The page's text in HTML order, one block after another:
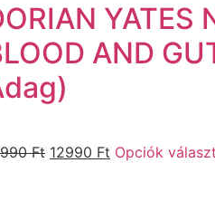
YATES
AND
Ft 12990 Ft Opciók